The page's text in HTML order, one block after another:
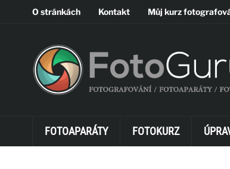
O stránkách Kontakt Můj kurz
FOTOAPARÁTY FOTOKURZ